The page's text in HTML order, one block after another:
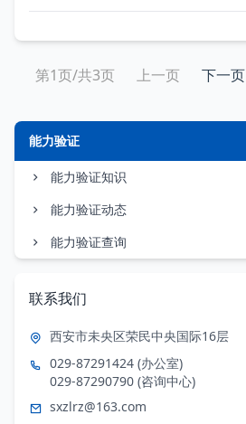
能力验证
能力验证知识
能力验证动态
能力验证查询
联系我们
西安市未央区荣民中央国际16层
029-87291424 (办公室)
029-87290790 (咨询中心)
sxzlrz@163.com
第1页/共3页 上一页 下一页